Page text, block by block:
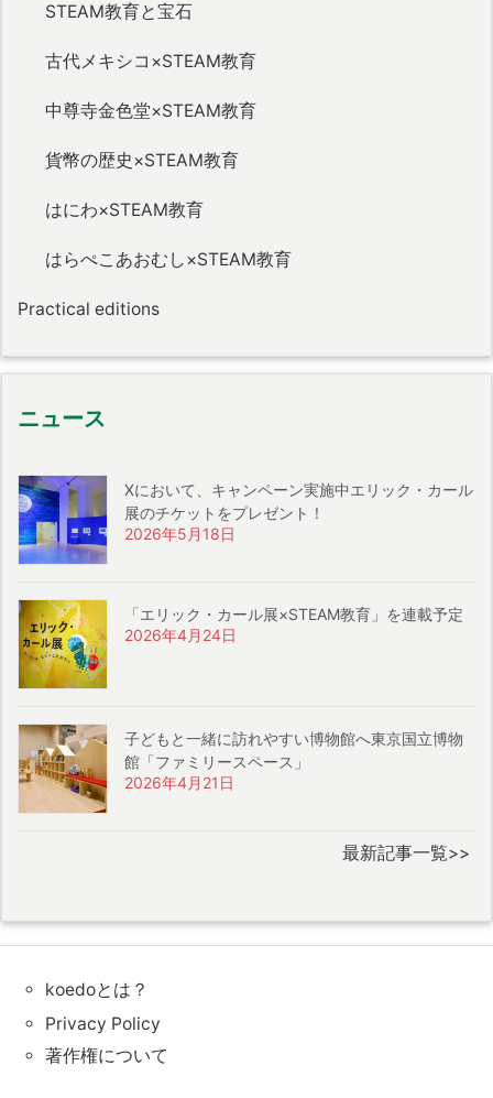
STEAM教育と宝石
古代メキシコ×STEAM教育
中尊寺金色堂×STEAM教育
貨幣の歴史×STEAM教育
はにわ×STEAM教育
はらぺこあおむし×STEAM教育
Practical editions
ニュース
Xにおいて、キャンペーン実施中エリック・カール
展のチケットをプレゼント！
2026年5月18日
「エリック・カール展×STEAM教育」を連載予定
2026年4月24日
子どもと一緒に訪れやすい博物館へ東京国立博物
館「ファミリースペース」
2026年4月21日
最新記事一覧>>
koedoとは？
Privacy Policy
著作権について